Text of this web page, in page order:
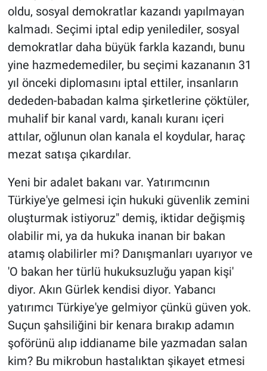
oldu, sosyal demokratlar kazandı yapılmayan
kalmadı. Seçimi iptal edip yenilediler, sosyal
demokratlar daha büyük farkla kazandı, bunu
yine hazmedemediler, bu seçimi kazananın 31
yıl önceki diplomasını iptal ettiler, insanların
dededen-babadan kalma şirketlerine çöktüler,
muhalif bir kanal vardı, kanalı kuranı içeri
attılar, oğlunun olan kanala el koydular, haraç
mezat satışa çıkardılar.
Yeni bir adalet bakanı var. Yatırımcının
Türkiye'ye gelmesi için hukuki güvenlik zemini
oluşturmak istiyoruz" demiş, iktidar değişmiş
olabilir mi, ya da hukuka inanan bir bakan
atamış olabilirler mi? Danışmanları uyarıyor ve
'O bakan her türlü hukuksuzluğu yapan kişi'
diyor. Akın Gürlek kendisi diyor. Yabancı
yatırımcı Türkiye'ye gelmiyor çünkü güven yok.
Suçun şahsiliğini bir kenara bırakıp adamın
şoförünü alıp iddianame bile yazmadan salan
kim? Bu mikrobun hastalıktan şikayet etmesi